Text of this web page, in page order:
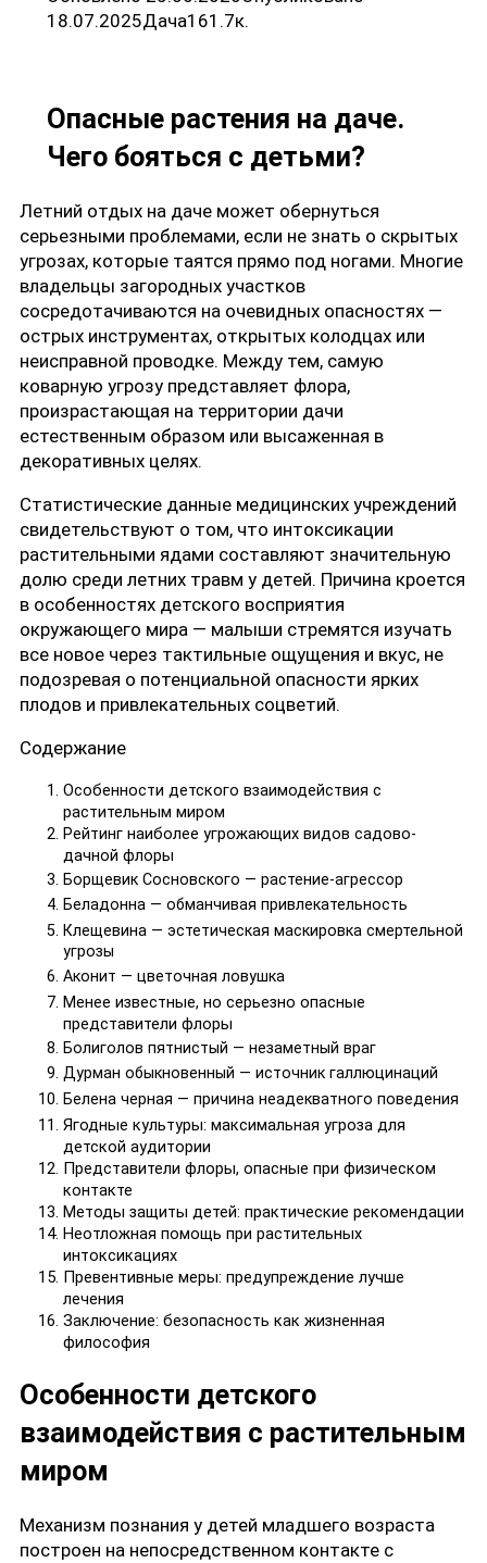
18.07.2025Дача161.7к.
Опасные растения на даче.
Чего бояться с детьми?
Летний отдых на даче может обернуться
серьезными проблемами, если не знать о скрытых
угрозах, которые таятся прямо под ногами. Многие
владельцы загородных участков
сосредотачиваются на очевидных опасностях —
острых инструментах, открытых колодцах или
неисправной проводке. Между тем, самую
коварную угрозу представляет флора,
произрастающая на территории дачи
естественным образом или высаженная в
декоративных целях.
Статистические данные медицинских учреждений
свидетельствуют о том, что интоксикации
растительными ядами составляют значительную
долю среди летних травм у детей. Причина кроется
в особенностях детского восприятия
окружающего мира — малыши стремятся изучать
все новое через тактильные ощущения и вкус, не
подозревая о потенциальной опасности ярких
плодов и привлекательных соцветий.
Содержание
Особенности детского взаимодействия с
растительным миром
Рейтинг наиболее угрожающих видов садово-
дачной флоры
Борщевик Сосновского — растение-агрессор
Беладонна — обманчивая привлекательность
Клещевина — эстетическая маскировка смертельной
угрозы
Аконит — цветочная ловушка
Менее известные, но серьезно опасные
представители флоры
Болиголов пятнистый — незаметный враг
Дурман обыкновенный — источник галлюцинаций
Белена черная — причина неадекватного поведения
Ягодные культуры: максимальная угроза для
детской аудитории
Представители флоры, опасные при физическом
контакте
Методы защиты детей: практические рекомендации
Неотложная помощь при растительных
интоксикациях
Превентивные меры: предупреждение лучше
лечения
Заключение: безопасность как жизненная
философия
Особенности детского
взаимодействия с растительным
миром
Механизм познания у детей младшего возраста
построен на непосредственном контакте с